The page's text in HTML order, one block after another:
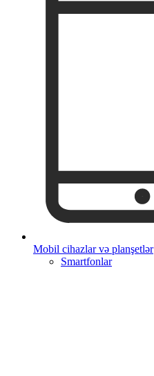
Mobil cihazlar və planşetlər
Smartfonlar